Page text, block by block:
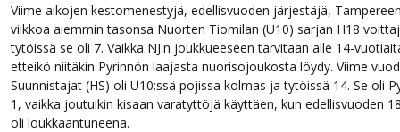
Viime aikojen kestomenestyjä, edellisvuoden järjestäjä,
viikkoa aiemmin tasonsa Nuorten Tiomilan (U10) sarjan H18
tytöissä se oli 7. Vaikka NJ:n joukkueeseen tarvitaan alle 14-
etteikö niitäkin Pyrinnön laajasta nuorisojoukosta löydy. Viime
Suunnistajat (HS) oli U10:ssä pojissa kolmas ja tytöissä 14. Se oli
1, vaikka joutuikin kisaan varatyttöjä käyttäen, kun edellisvuoden
oli loukkaantuneena.